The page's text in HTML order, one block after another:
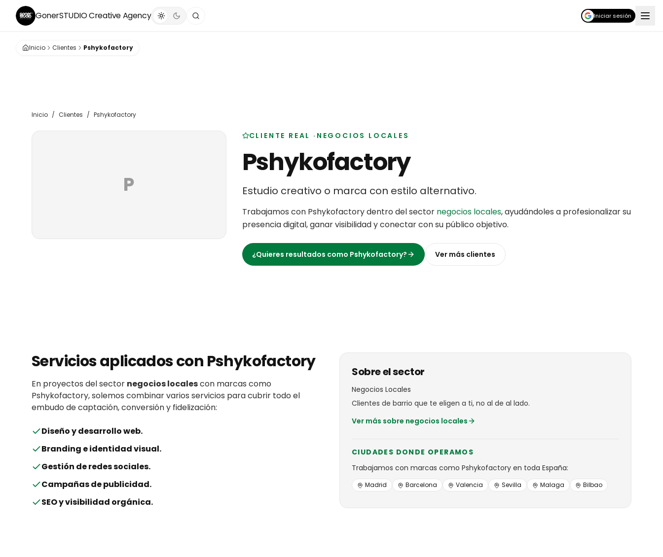
GonerSTUDIOCreative Agency Iniciar sesión
Inicio Clientes Pshykofactory
Inicio / Clientes / Pshykofactory
P
CLIENTE REAL · NEGOCIOS LOCALES
Pshykofactory
Estudio creativo o marca con estilo alternativo.
Trabajamos con Pshykofactorydentro del sector negocios locales,ayudándoles a profesionalizar su
presencia digital, ganar visibilidad y conectar con su público objetivo.
¿Quieres resultados como Pshykofactory? Ver más clientes
Servicios aplicados con Pshykofactory
En proyectos del sector negocios localescon marcas como
Pshykofactory, solemos combinar varios servicios para cubrir todo el
embudo de captación, conversión y fidelización:
Diseño y desarrollo web.
Branding e identidad visual.
Gestión de redes sociales.
Campañas de publicidad.
SEO y visibilidad orgánica.
Sobre el sector
Negocios Locales
Clientes de barrio que te eligen a ti, no al de al lado.
Ver más sobre negocios locales
CIUDADES DONDE OPERAMOS
Trabajamos con marcas como Pshykofactory en toda España:
Madrid Barcelona Valencia Sevilla Malaga Bilbao